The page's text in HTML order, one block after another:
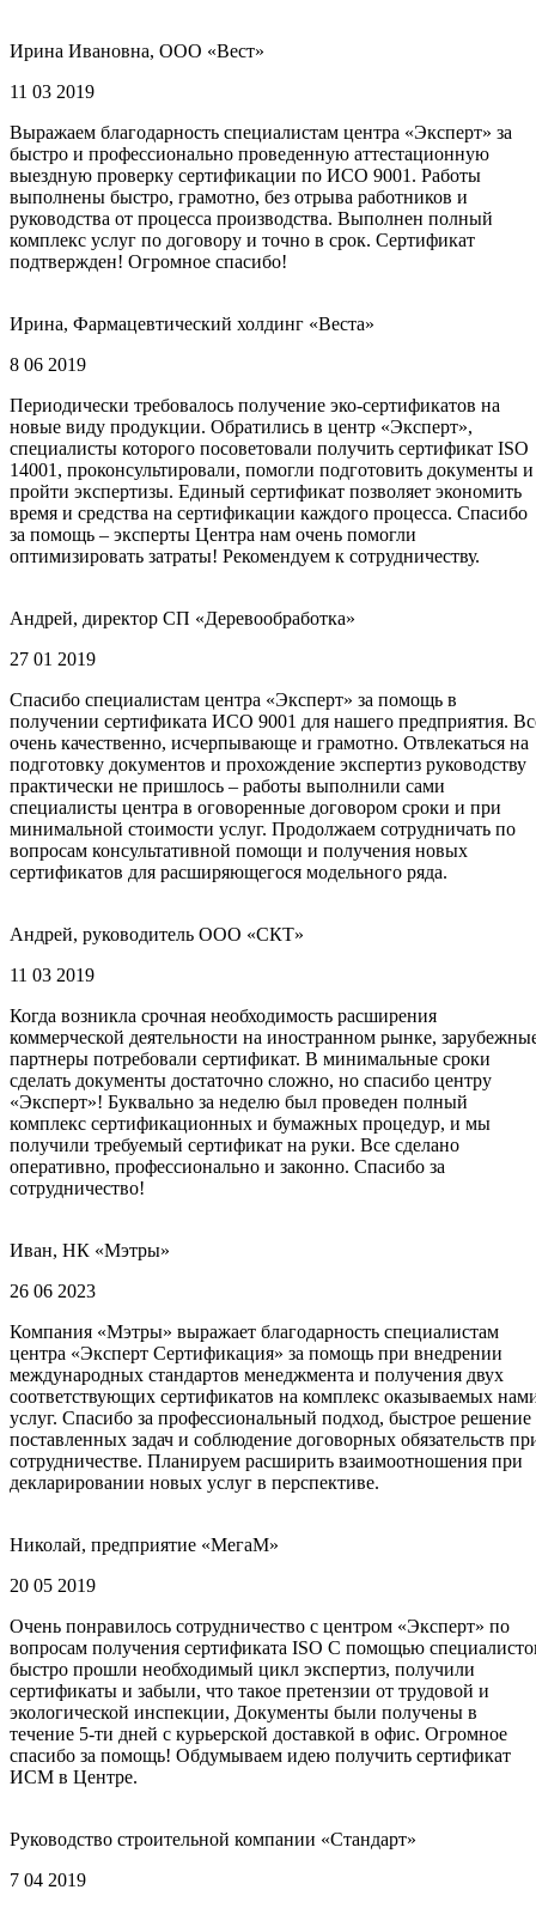
Ирина Ивановна, ООО «Вест»
11 03 2019
Выражаем благодарность специалистам центра «Эксперт» за
быстро и профессионально проведенную аттестационную
выездную проверку сертификации по ИСО 9001. Работы
выполнены быстро, грамотно, без отрыва работников и
руководства от процесса производства. Выполнен полный
комплекс услуг по договору и точно в срок. Сертификат
подтвержден! Огромное спасибо!
Ирина, Фармацевтический холдинг «Веста»
8 06 2019
Периодически требовалось получение эко-сертификатов на
новые виду продукции. Обратились в центр «Эксперт»,
специалисты которого посоветовали получить сертификат ISO
14001, проконсультировали, помогли подготовить документы и
пройти экспертизы. Единый сертификат позволяет экономить
время и средства на сертификации каждого процесса. Спасибо
за помощь – эксперты Центра нам очень помогли
оптимизировать затраты! Рекомендуем к сотрудничеству.
Андрей, директор СП «Деревообработка»
27 01 2019
Спасибо специалистам центра «Эксперт» за помощь в
получении сертификата ИСО 9001 для нашего предприятия.
очень качественно, исчерпывающе и грамотно. Отвлекаться на
подготовку документов и прохождение экспертиз руководству
практически не пришлось – работы выполнили сами
специалисты центра в оговоренные договором сроки и при
минимальной стоимости услуг. Продолжаем сотрудничать по
вопросам консультативной помощи и получения новых
сертификатов для расширяющегося модельного ряда.
Андрей, руководитель ООО «СКТ»
11 03 2019
Когда возникла срочная необходимость расширения
коммерческой деятельности на иностранном рынке,
партнеры потребовали сертификат. В минимальные сроки
сделать документы достаточно сложно, но спасибо центру
«Эксперт»! Буквально за неделю был проведен полный
комплекс сертификационных и бумажных процедур, и мы
получили требуемый сертификат на руки. Все сделано
оперативно, профессионально и законно. Спасибо за
сотрудничество!
Иван, НК «Мэтры»
26 06 2023
Компания «Мэтры» выражает благодарность специалистам
центра «Эксперт Сертификация» за помощь при внедрении
международных стандартов менеджмента и получения двух
соответствующих сертификатов на комплекс оказываемых
услуг. Спасибо за профессиональный подход, быстрое решение
поставленных задач и соблюдение договорных обязательств
сотрудничестве. Планируем расширить взаимоотношения при
декларировании новых услуг в перспективе.
Николай, предприятие «МегаМ»
20 05 2019
Очень понравилось сотрудничество с центром «Эксперт» по
вопросам получения сертификата ISO С помощью
быстро прошли необходимый цикл экспертиз, получили
сертификаты и забыли, что такое претензии от трудовой и
экологической инспекции, Документы были получены в
течение 5-ти дней с курьерской доставкой в офис. Огромное
спасибо за помощь! Обдумываем идею получить сертификат
ИСМ в Центре.
Руководство строительной компании «Стандарт»
7 04 2019